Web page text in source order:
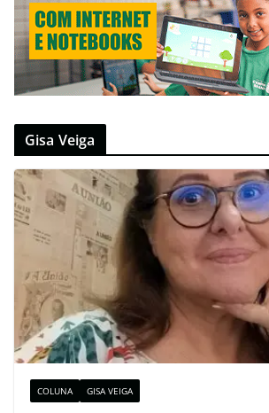
Gisa Veiga
COLUNA GISA VEIGA